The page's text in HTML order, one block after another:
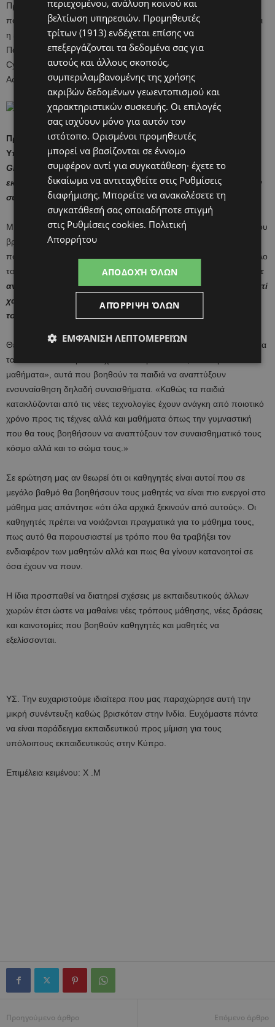
Πρόσφατα παρουσίασε το έργο «Έκπτωτοι Άγγελοι» που
παρουσιάζει ένα άλλο κοινωνικό θέμα όπως αυτό της εμπορίας και
η εκμετάλλευσης ανθρώπων που έχει ήδη αποσπάσει το 2ο
Παγκύπριο Βραβείο Εικαστικών Τεχνών, το Silver award at 1st
Cyprus Εducation Αwards, ενώ βραβεύτηκε και από το Αρχηγείο
Αστυνομίας.
Πριν λίγες μέρες βρέθηκε στην Ινδία με την στήριξη του
Υπουργείου Παιδείας για να παραλάβει βραβείο από
Global Teacher Award2019 ως μια από τις καλύτερες
εκπαιδευτικούς του κόσμου. Οι υποψήφιοι εκπαιδευτικοί ήταν
συνολικά από 70 χώρες του πλανήτη.
Μιλώντας μαζί της αντιληφθήκαμε τον μεγάλο της ενθουσιασμό που
βρέθηκε στο Νέο Δελχί για αυτό τον λόγο καθώς και την χαρά της
που είχε την ευκαιρία να μιλήσει με πολλούς εκπαιδευτικούς απ’ όλο
τον Κόσμο. Όπως είπε η ίδια«Οι περισσότεροι από εμάς έχουμε
αντιληφθεί ότι ανά τον κόσμο τα παιδιά δεν πάνε σχολείο γιατί
χαίρονται πραγματικά που μαθαίνουν νέα πράγματα αλλά για
τους βαθμούς»
Θεωρεί ότι το μάθημα της Τέχνης καθώς και τα υπόλοιπα μαθήματα
τα οποία στα Κυπριακά σχολεία θεωρούνται ως «δεύτερα
μαθήματα», αυτά που βοηθούν τα παιδιά να αναπτύξουν
ενσυναίσθηση δηλαδή συναισθήματα. «Καθώς τα παιδιά
κατακλύζονται από τις νέες τεχνολογίες έχουν ανάγκη από ποιοτικό
χρόνο προς τις τέχνες αλλά και μαθήματα όπως την γυμναστική
που θα τους βοηθήσουν να αναπτύξουν τον συναισθηματικό τους
κόσμο αλλά και το σώμα τους.»
Σε ερώτηση μας αν θεωρεί ότι οι καθηγητές είναι αυτοί που σε
μεγάλο βαθμό θα βοηθήσουν τους μαθητές να είναι πιο ενεργοί στο
μάθημα μας απάντησε «ότι όλα αρχικά ξεκινούν από αυτούς». Οι
καθηγητές πρέπει να νοιάζονται πραγματικά για το μάθημα τους,
πως αυτό θα παρουσιαστεί με τρόπο που θα τραβήξει τον
ενδιαφέρον των μαθητών αλλά και πως θα γίνουν κατανοητοί σε
όσα έχουν να πουν.
Η ίδια προσπαθεί να διατηρεί σχέσεις με εκπαιδευτικούς άλλων
χωρών έτσι ώστε να μαθαίνει νέες τρόπους μάθησης, νέες δράσεις
και καινοτομίες που βοηθούν καθηγητές και μαθητές να
εξελίσσονται.
ΥΣ. Την ευχαριστούμε ιδιαίτερα που μας παραχώρησε αυτή την
μικρή συνέντευξη καθώς βρισκόταν στην Ινδία. Ευχόμαστε πάντα
να είναι παράδειγμα εκπαιδευτικού προς μίμιση για τους
υπόλοιπους εκπαιδευτικούς στην Κύπρο.
Επιμέλεια κειμένου: Χ .Μ
Προηγούμενο άρθρο Επόμενο άρθρο
περιεχομένου, ανάλυση κοινού και
βελτίωση υπηρεσιών. Προμηθευτές
τρίτων (1913) ενδέχεται επίσης να
επεξεργάζονται τα δεδομένα σας για
αυτούς και άλλους σκοπούς,
συμπεριλαμβανομένης της χρήσης
ακριβών δεδομένων γεωεντοπισμού και
χαρακτηριστικών συσκευής. Οι επιλογές
σας ισχύουν μόνο για αυτόν τον
ιστότοπο. Ορισμένοι προμηθευτές
μπορεί να βασίζονται σε έννομο
συμφέρον αντί για συγκατάθεση· έχετε το
δικαίωμα να αντιταχθείτε στις Ρυθμίσεις
διαφήμισης. Μπορείτε να ανακαλέσετε τη
συγκατάθεσή σας οποιαδήποτε στιγμή
στις Ρυθμίσεις cookies. Πολιτική
Απορρήτου
ΑΠΟΔΟΧΉ ΌΛΩΝ
ΑΠΌΡΡΙΨΗ ΌΛΩΝ
ΕΜΦΆΝΙΣΗ ΛΕΠΤΟΜΕΡΕΙΏΝ